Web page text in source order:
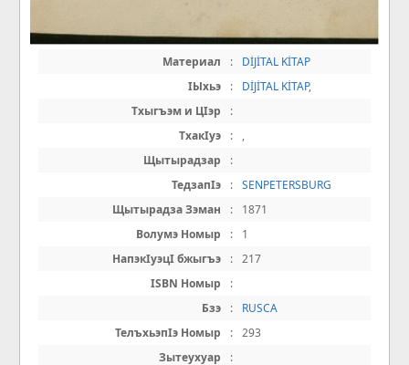
Материал :
DİJİTAL KİTAP
IЫхьэ
: DİJİTAL KİTAP,
Тхыгъэм и ЦIэр
:
ТхакIуэ
:
,
Щытырадзар
:
ТедзапIэ
: SENPETERSBURG
Щытырадза Зэман
:
1871
Волумэ Номыр
:
1
НапэкIуэцI бжыгъэ
: 217
ISBN Номыр
:
Бзэ
:
RUSCA
ТелъхьэпIэ Номыр
: 293
Зытеухуар
: